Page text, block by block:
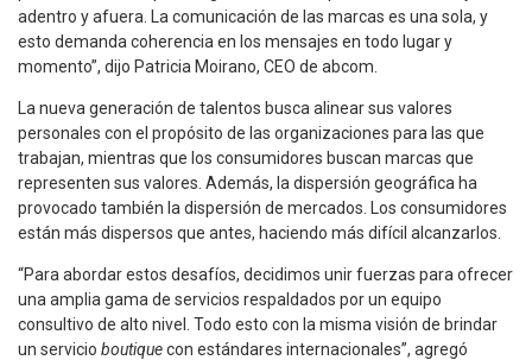
adentro y afuera. La comunicación de las marcas es una sola, y
esto demanda coherencia en los mensajes en todo lugar y
momento”, dijo Patricia Moirano, CEO de abcom.
La nueva generación de talentos busca alinear sus valores
personales con el propósito de las organizaciones para las que
trabajan, mientras que los consumidores buscan marcas que
representen sus valores. Además, la dispersión geográfica ha
provocado también la dispersión de mercados. Los consumidores
están más dispersos que antes, haciendo más difícil alcanzarlos.
“Para abordar estos desafíos, decidimos unir fuerzas para ofrecer
una amplia gama de servicios respaldados por un equipo
consultivo de alto nivel. Todo esto con la misma visión de brindar
un servicio boutiquecon estándares internacionales”, agregó